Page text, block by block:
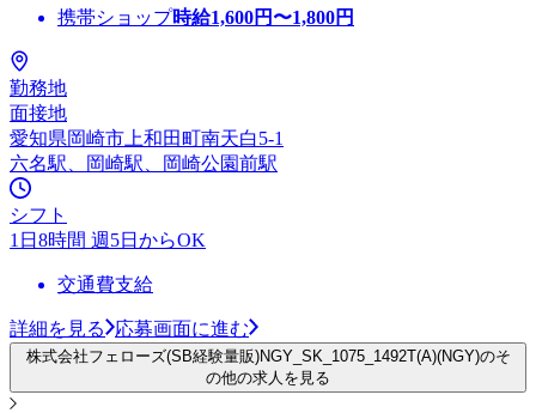
携帯ショップ時給1,600円〜1,800円
勤務地
面接地
愛知県岡崎市上和田町南天白5-1
六名駅、岡崎駅、岡崎公園前駅
シフト
1日8時間 週5日からOK
交通費支給
詳細を見る 応募画面に進む
株式会社フェローズ(SB経験量販)NGY_SK_1075_1492T(A)(NGY)のそ
の他の求人を見る